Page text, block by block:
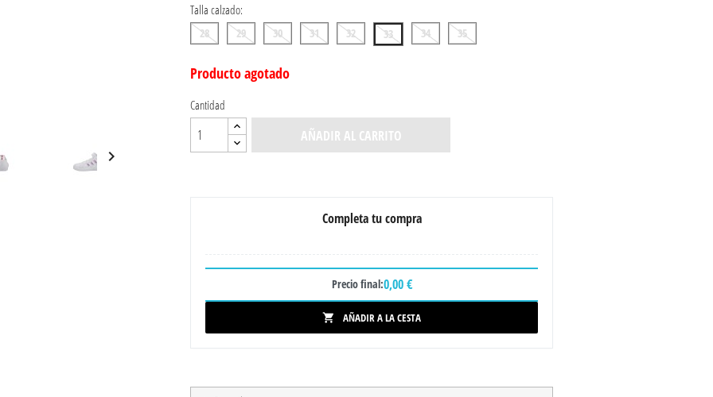

Talla calzado:
28 29 30 31 32 33 34 35
Producto agotado
Cantidad
AÑADIR AL CARRITO
Completa tu compra
Precio final:0,00 €
 AÑADIR A LA CESTA